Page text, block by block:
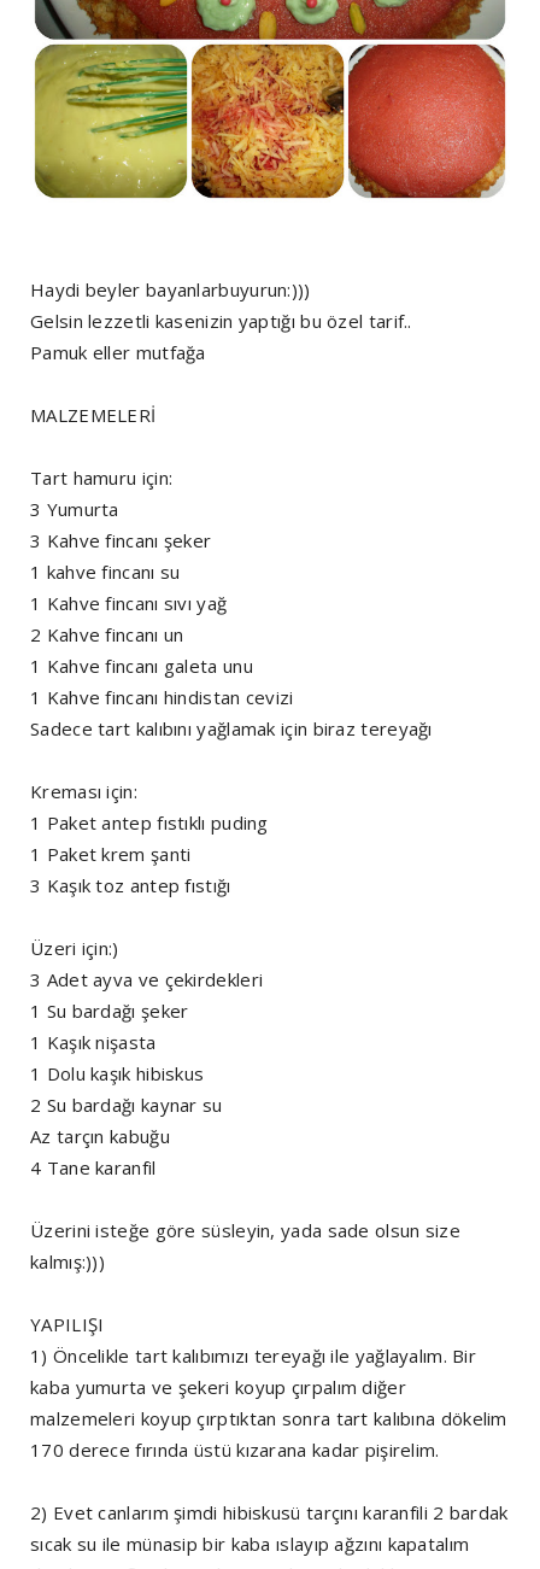
Haydi beyler bayanlarbuyurun:)))
Gelsin lezzetli kasenizin yaptığı bu özel tarif..
Pamuk eller mutfağa
MALZEMELERİ
Tart hamuru için:
3 Yumurta
3 Kahve fincanı şeker
1 kahve fincanı su
1 Kahve fincanı sıvı yağ
2 Kahve fincanı un
1 Kahve fincanı galeta unu
1 Kahve fincanı hindistan cevizi
Sadece tart kalıbını yağlamak için biraz tereyağı
Kreması için:
1 Paket antep fıstıklı puding
1 Paket krem şanti
3 Kaşık toz antep fıstığı
Üzeri için:)
3 Adet ayva ve çekirdekleri
1 Su bardağı şeker
1 Kaşık nişasta
1 Dolu kaşık hibiskus
2 Su bardağı kaynar su
Az tarçın kabuğu
4 Tane karanfil
Üzerini isteğe göre süsleyin, yada sade olsun size
kalmış:)))
YAPILIŞI
1) Öncelikle tart kalıbımızı tereyağı ile yağlayalım. Bir
kaba yumurta ve şekeri koyup çırpalım diğer
malzemeleri koyup çırptıktan sonra tart kalıbına dökelim
170 derece fırında üstü kızarana kadar pişirelim.
2) Evet canlarım şimdi hibiskusü tarçını karanfili 2 bardak
sıcak su ile münasip bir kaba ıslayıp ağzını kapatalım